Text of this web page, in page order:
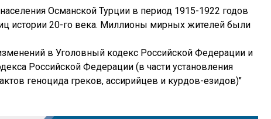
Османской Турции в период 1915-1922 годов
истории 20-го века. Миллионы мирных жителей были
в Уголовный кодекс Российской Федерации и
Российской Федерации (в части установления
геноцида греков, ассирийцев и курдов-езидов)"